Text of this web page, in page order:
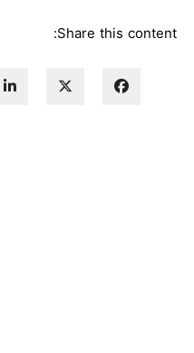
Share this content: